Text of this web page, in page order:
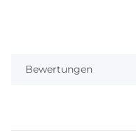
Bewertungen